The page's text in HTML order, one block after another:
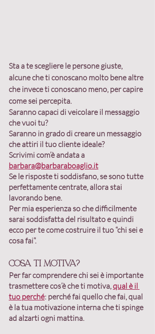
Sta a te scegliere le persone giuste,
alcune che ti conoscano molto bene altre
che invece ti conoscano meno, per capire
come sei percepita.
Saranno capaci di veicolare il messaggio
che vuoi tu?
Saranno in grado di creare un messaggio
che attiri il tuo cliente ideale?
Scrivimi com’è andata a
barbara@barbaraboaglio.it
Se le risposte ti soddisfano, se sono tutte
perfettamente centrate, allora stai
lavorando bene.
Per mia esperienza so che difficilmente
sarai soddisfatta del risultato e quindi
ecco per te come costruire il tuo “chi sei e
cosa fai”.
Cosa ti motiva?
Per far comprendere chi sei è importante
trasmettere cos’è che ti motiva, qual è il
tuo perché: perché fai quello che fai, qual
è la tua motivazione interna che ti spinge
ad alzarti ogni mattina.